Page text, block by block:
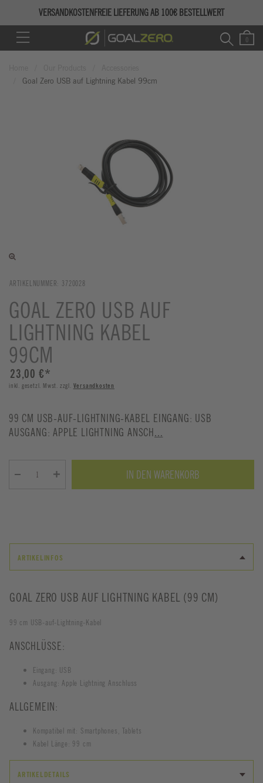
VERSANDKOSTENFREIE LIEFERUNG AB 100€ BESTELLWERT
Goal Zero USB auf Lightning Kabel 99cm
ARTIKELNUMMER: 3720028
GOAL ZERO USB AUF
LIGHTNING KABEL
99CM
23,00 €*
inkl. gesetzl. Mwst. zzgl. Versandkosten
99 CM USB-AUF-LIGHTNING-KABEL EINGANG: USB
AUSGANG: APPLE LIGHTNING ANSCH...
IN DEN WARENKORB
ARTIKELINFOS
GOAL ZERO USB AUF LIGHTNING KABEL (99 CM)
99 cm USB-auf-Lightning-Kabel
ANSCHLÜSSE:
Eingang: USB
Ausgang: Apple Lightning Anschluss
ALLGEMEIN:
Kompatibel mit: Smartphones, Tablets
Kabel Länge: 99 cm
ARTIKELDETAILS